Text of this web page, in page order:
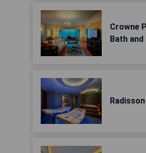
Crowne
Bath